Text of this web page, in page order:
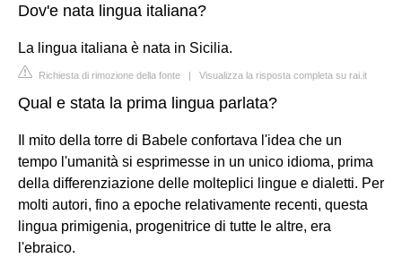
Dov'e nata lingua italiana?
La lingua italiana è nata in Sicilia.
Richiesta di rimozione della fonte | Visualizza la risposta completa su rai.it
Qual e stata la prima lingua parlata?
Il mito della torre di Babele confortava l'idea che un
tempo l'umanità si esprimesse in un unico idioma, prima
della differenziazione delle molteplici lingue e dialetti. Per
molti autori, fino a epoche relativamente recenti, questa
lingua primigenia, progenitrice di tutte le altre, era
l'ebraico.